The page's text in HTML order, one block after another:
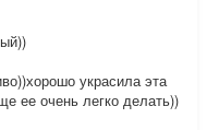
украсила эта
ее очень легко делать))